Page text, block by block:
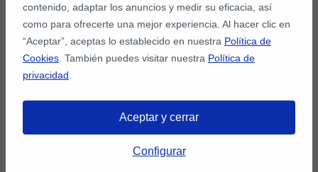
escolar
¿Cómo es una clase online de repaso en Classgap?
Te contamos cómo volver al colegio de forma segura
Cómo preparar un espacio para hacer clases online
contenido, adaptar los anuncios y medir su eficacia, así
como para ofrecerte una mejor experiencia. Al hacer clic en
“Aceptar”, aceptas lo establecido en nuestra Política de
Cookies . También puedes visitar nuestra Política de
privacidad
Aceptar y cerrar
Configurar